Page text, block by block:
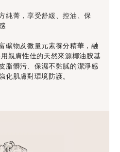
純菁，享受舒緩、控油、保
礦物及微量元素養分精華，融
親膚性佳的天然來源椰油胺基
脂髒污、保濕不黏膩的潔淨感
化肌膚對環境防護。